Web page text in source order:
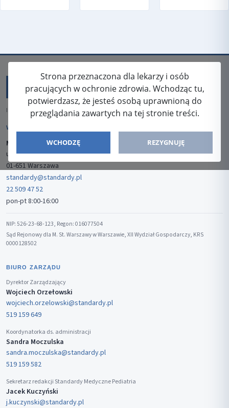
Strona przeznaczona dla lekarzy i osób
pracujących w ochronie zdrowia. Wchodząc tu,
potwierdzasz, że jesteś osobą uprawnioną do
przeglądania zawartych na tej stronie treści.
WCHODZĘ REZYGNUJĘ
ISSN: 2080-5438
WYDAWCA
Media-Press Sp. z o.o.
ul. Gwiaździsta 7B/8
01-651 Warszawa
standardy@standardy.pl
22 509 47 52
pon-pt 8:00-16:00
NIP: 526-23-68-123, Regon: 016077504
Sąd Rejonowy dla M. St. Warszawy w Warszawie, XII Wydział Gospodarczy, KRS
0000128502
BIURO ZARZĄDU
Dyrektor Zarządzający
Wojciech Orzełowski
wojciech.orzelowski@standardy.pl
519 159 649
Koordynatorka ds. administracji
Sandra Moczulska
sandra.moczulska@standardy.pl
519 159 582
Sekretarz redakcji Standardy Medyczne Pediatria
Jacek Kuczyński
j.kuczynski@standardy.pl